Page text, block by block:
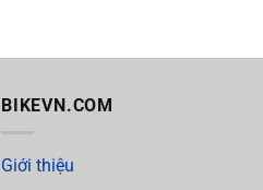
BIKEVN.COM
Giới thiệu